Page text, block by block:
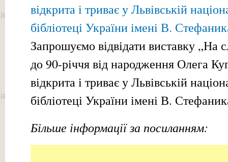
відкрита і триває у Львівській
бібліотеці України імені В.
Запрошуємо відвідати виставку „На
до 90-річчя від народження Олега
відкрита і триває уЛьвівській
бібліотеці України імені В.
Більше інформації за посиланням: